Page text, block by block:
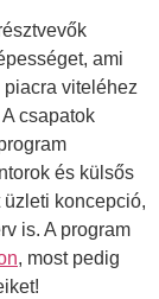
ami
viteléhez
csapatok
és külsős
koncepció,
is. A program
, most pedig